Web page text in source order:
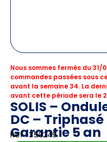
Nous sommes fermés du 31/
commandes passées sous
avant la semaine 34. La
avant cette période sera le
SOLIS –
DC – Triphasé
Garantie 5 an
Ref : 350249